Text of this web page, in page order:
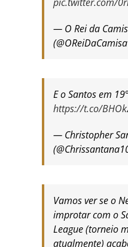
— O Rei da
E o Santos em 19°
https://t.co/
— Christopher
Vamos ver se o
improtar com o
League (torneio
atualmente)